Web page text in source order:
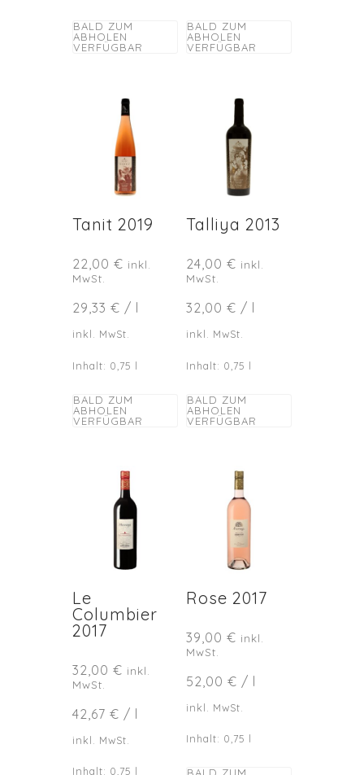
BALD ZUM
ABHOLEN
VERFÜGBAR
BALD ZUM
ABHOLEN
VERFÜGBAR
Tanit 2019
22,00 € inkl.
MwSt.
29,33 € /
inkl. MwSt.
Inhalt: 0,75 l
BALD ZUM
ABHOLEN
VERFÜGBAR
Talliya 2013
24,00€ inkl.
MwSt.
32,00€ /
inkl. MwSt.
Inhalt: 0,75 l
BALD ZUM
ABHOLEN
VERFÜGBAR
Le
Columbier
2017
32,00 € inkl.
MwSt.
42,67 € /
inkl. MwSt.
Inhalt: 0,75 l
Rose 2017
39,00€ inkl.
MwSt.
52,00€ /
inkl. MwSt.
Inhalt: 0,75 l